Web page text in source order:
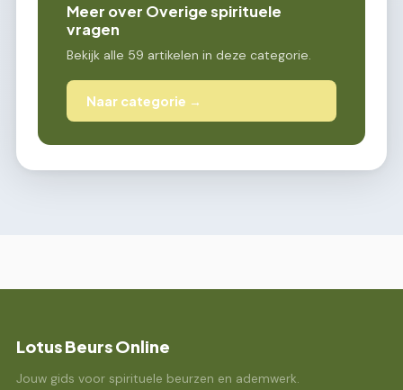
Meer over Overige spirituele
vragen
Bekijk alle 59 artikelen in deze categorie.
Naar categorie →
Lotus Beurs Online
Jouw gids voor spirituele beurzen en ademwerk.